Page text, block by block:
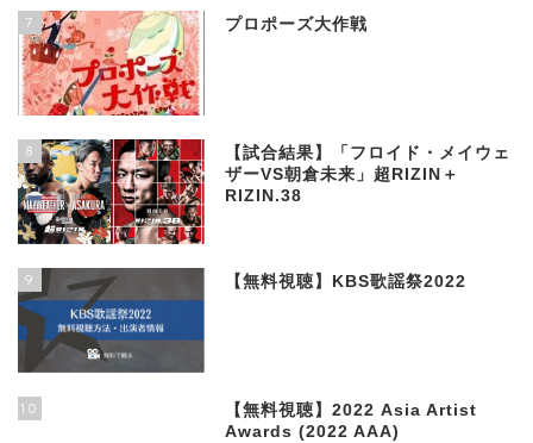
7 プロポーズ大作戦
8
【試合結果】「フロイド・メイウェ
ザーVS朝倉未来」超RIZIN＋
RIZIN.38
9 【無料視聴】KBS歌謡祭2022
10
【無料視聴】2022 Asia Artist
Awards (2022 AAA)